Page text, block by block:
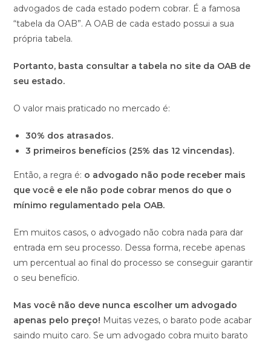
advogados de cada estado podem cobrar. É a famosa
“tabela da OAB”. A OAB de cada estado possui a sua
própria tabela.
Portanto, basta consultar a tabela no site da OAB de
seu estado.
O valor mais praticado no mercado é:
30% dos atrasados.
3 primeiros benefícios (25% das 12 vincendas).
Então, a regra é: o advogado não pode receber mais
que você e ele não pode cobrar menos do que o
mínimo regulamentado pela OAB.
Em muitos casos, o advogado não cobra nada para dar
entrada em seu processo. Dessa forma, recebe apenas
um percentual ao final do processo se conseguir garantir
o seu benefício.
Mas você não deve nunca escolher um advogado
apenas pelo preço! Muitas vezes, o barato pode acabar
saindo muito caro. Se um advogado cobra muito barato